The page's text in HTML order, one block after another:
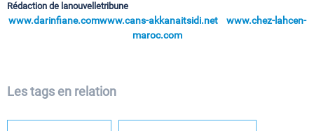
Rédaction de lanouvelletribune
www.darinfiane.comwww.cans-akkanaitsidi.net
www.chez-lahcen-
maroc.com
Les tags en relation